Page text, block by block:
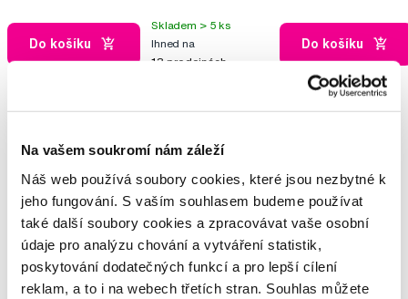
Na vašem soukromí nám záleží
Náš web používá soubory cookies, které jsou nezbytné k
jeho fungování. S vaším souhlasem budeme používat
také další soubory cookies a zpracovávat vaše osobní
údaje pro analýzu chování a vytváření statistik,
poskytování dodatečných funkcí a pro lepší cílení
reklam, a to i na webech třetích stran. Souhlas můžete
Do košíku
Skladem > 5 ks
Ihned na
13 prodejnách
Do košíku
Potřebujete poradit?
Napište našim odborníkům